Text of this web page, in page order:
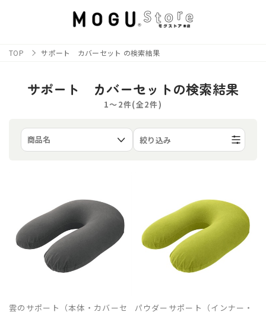
TOP サポート カバーセット の検索結果
サポート カバーセットの検索結果
1〜2件(全2件)
絞り込み
雲のサポート（本体・カバーセ
パウダーサポート（インナー・